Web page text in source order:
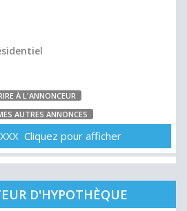
À L'ANNONCEUR
AUTRES ANNONCES
Cliquez pour afficher
D'HYPOTHÈQUE